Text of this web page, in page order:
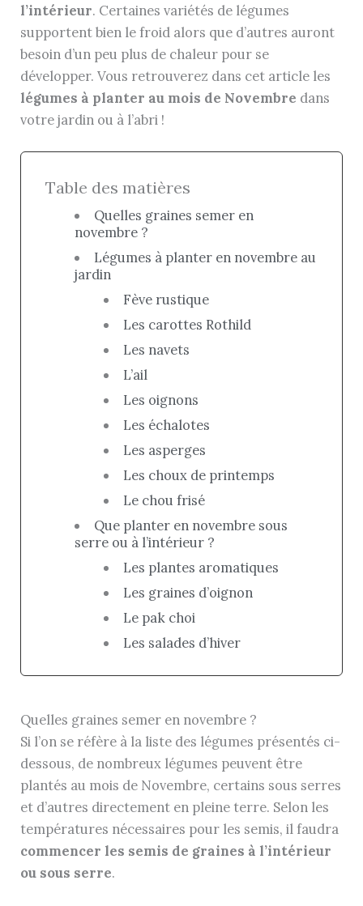
l’intérieur. Certaines variétés de légumes
supportent bien le froid alors que d’autres auront
besoin d’un peu plus de chaleur pour se
développer. Vous retrouverez dans cet article les
légumes à planter au mois de Novembre dans
votre jardin ou à l’abri !
Table des matières
Quelles graines semer en
novembre ?
Légumes à planter en novembre au
jardin
Fève rustique
Les carottes Rothild
Les navets
L’ail
Les oignons
Les échalotes
Les asperges
Les choux de printemps
Le chou frisé
Que planter en novembre sous
serre ou à l’intérieur ?
Les plantes aromatiques
Les graines d’oignon
Le pak choi
Les salades d’hiver
Quelles graines semer en novembre ?
Si l’on se réfère à la liste des légumes présentés ci-
dessous, de nombreux légumes peuvent être
plantés au mois de Novembre, certains sous serres
et d’autres directement en pleine terre. Selon les
températures nécessaires pour les semis, il faudra
commencer les semis de graines à l’intérieur
ou sous serre.